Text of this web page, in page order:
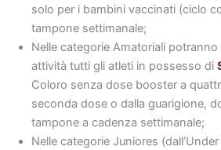
solo per i bambini vaccinati (ciclo
tampone settimanale;
Nelle categorie Amatoriali
attività tutti gli atleti in possesso di
Coloro senza dose booster a
seconda dose o dalla guarigione,
tampone a cadenza settimanale;
Nelle categorie Juniores (dall’Under